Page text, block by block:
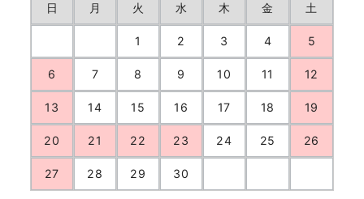
日 月 火 水 木 金 土
1 2 3 4 5
6 7 8 9 10 11 12
13 14 15 16 17 18 19
20 21 22 23 24 25 26
27 28 29 30